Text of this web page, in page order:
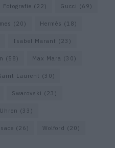
Fotografie (22) Gucci (69)
(20) Hermès (18)
Isabel Marant (23)
(58) Max Mara (30)
Laurent (30)
Swarovski (23)
Uhren (33)
(26) Wolford (20)